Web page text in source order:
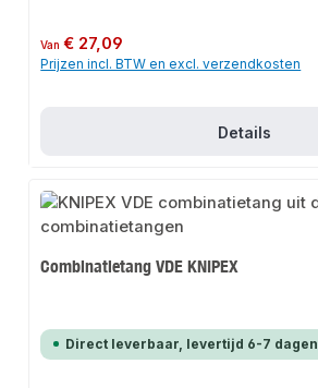
Normale prijs:
Van€ 27,09
Prijzen incl. BTW en excl. verzendkosten
Details
Combinatietang VDE KNIPEX
Direct leverbaar, levertijd 6-7 dagen